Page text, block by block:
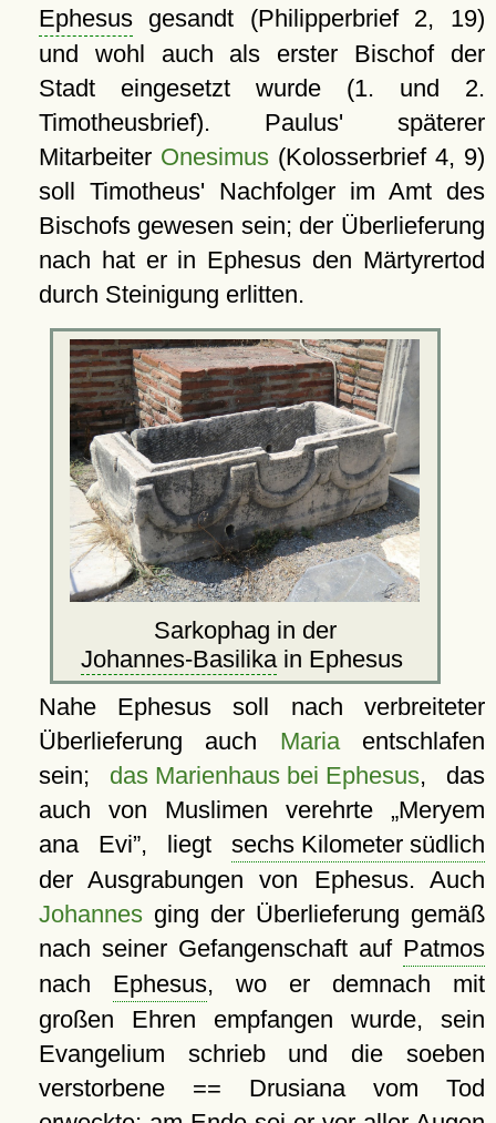
Ephesusgesandt (Philipperbrief 2, 19)
und wohl auch als erster Bischof der
Stadt eingesetzt wurde (1. und 2.
Timotheusbrief). Paulus' späterer
Mitarbeiter Onesimus(Kolosserbrief 4, 9)
soll Timotheus' Nachfolger im Amt des
Bischofs gewesen sein; der Überlieferung
nach hat er in Ephesus den Märtyrertod
durch Steinigung erlitten.
Sarkophag in der
Johannes-Basilikain Ephesus
Nahe Ephesus soll nach verbreiteter
Überlieferung auch Mariaentschlafen
sein; das Marienhaus bei Ephesus, das
auch von Muslimen verehrte
Meryem
ana Evi , liegt sechs Kilometer südlich
der Ausgrabungen von Ephesus. Auch
Johannesging der Überlieferung gemäß
nach seiner Gefangenschaft auf Patmos
nach Ephesus, wo er demnach mit
großen Ehren empfangen wurde, sein
Evangelium schrieb und die soeben
verstorbene == Drusiana vom Tod